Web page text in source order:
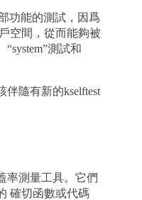
功能的測試，因爲
空間，從而能夠被
測試和
伴隨有新的kselftest
率測量工具。它們
確切函數或代碼